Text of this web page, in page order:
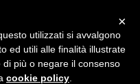
recensioni, guide, app, giochi ...
×
utilizzati si avvalgono
ed utili alle finalità illustrate
più o negare il consenso
cookie policy